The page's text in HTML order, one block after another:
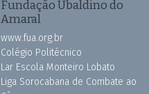
Fundação Ubaldino do
Amaral
www.fua.org.br
Colégio Politécnico
Lar Escola Monteiro Lobato
Liga Sorocabana de Combate ao